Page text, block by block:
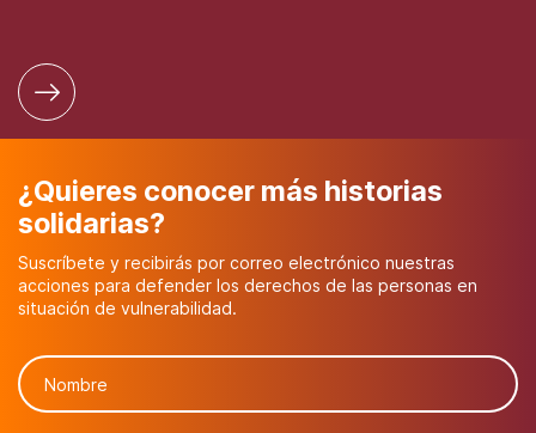
¿Quieres conocer más historias
solidarias?
Suscríbete y recibirás por correo electrónico nuestras
acciones para defender los derechos de las personas en
situación de vulnerabilidad.